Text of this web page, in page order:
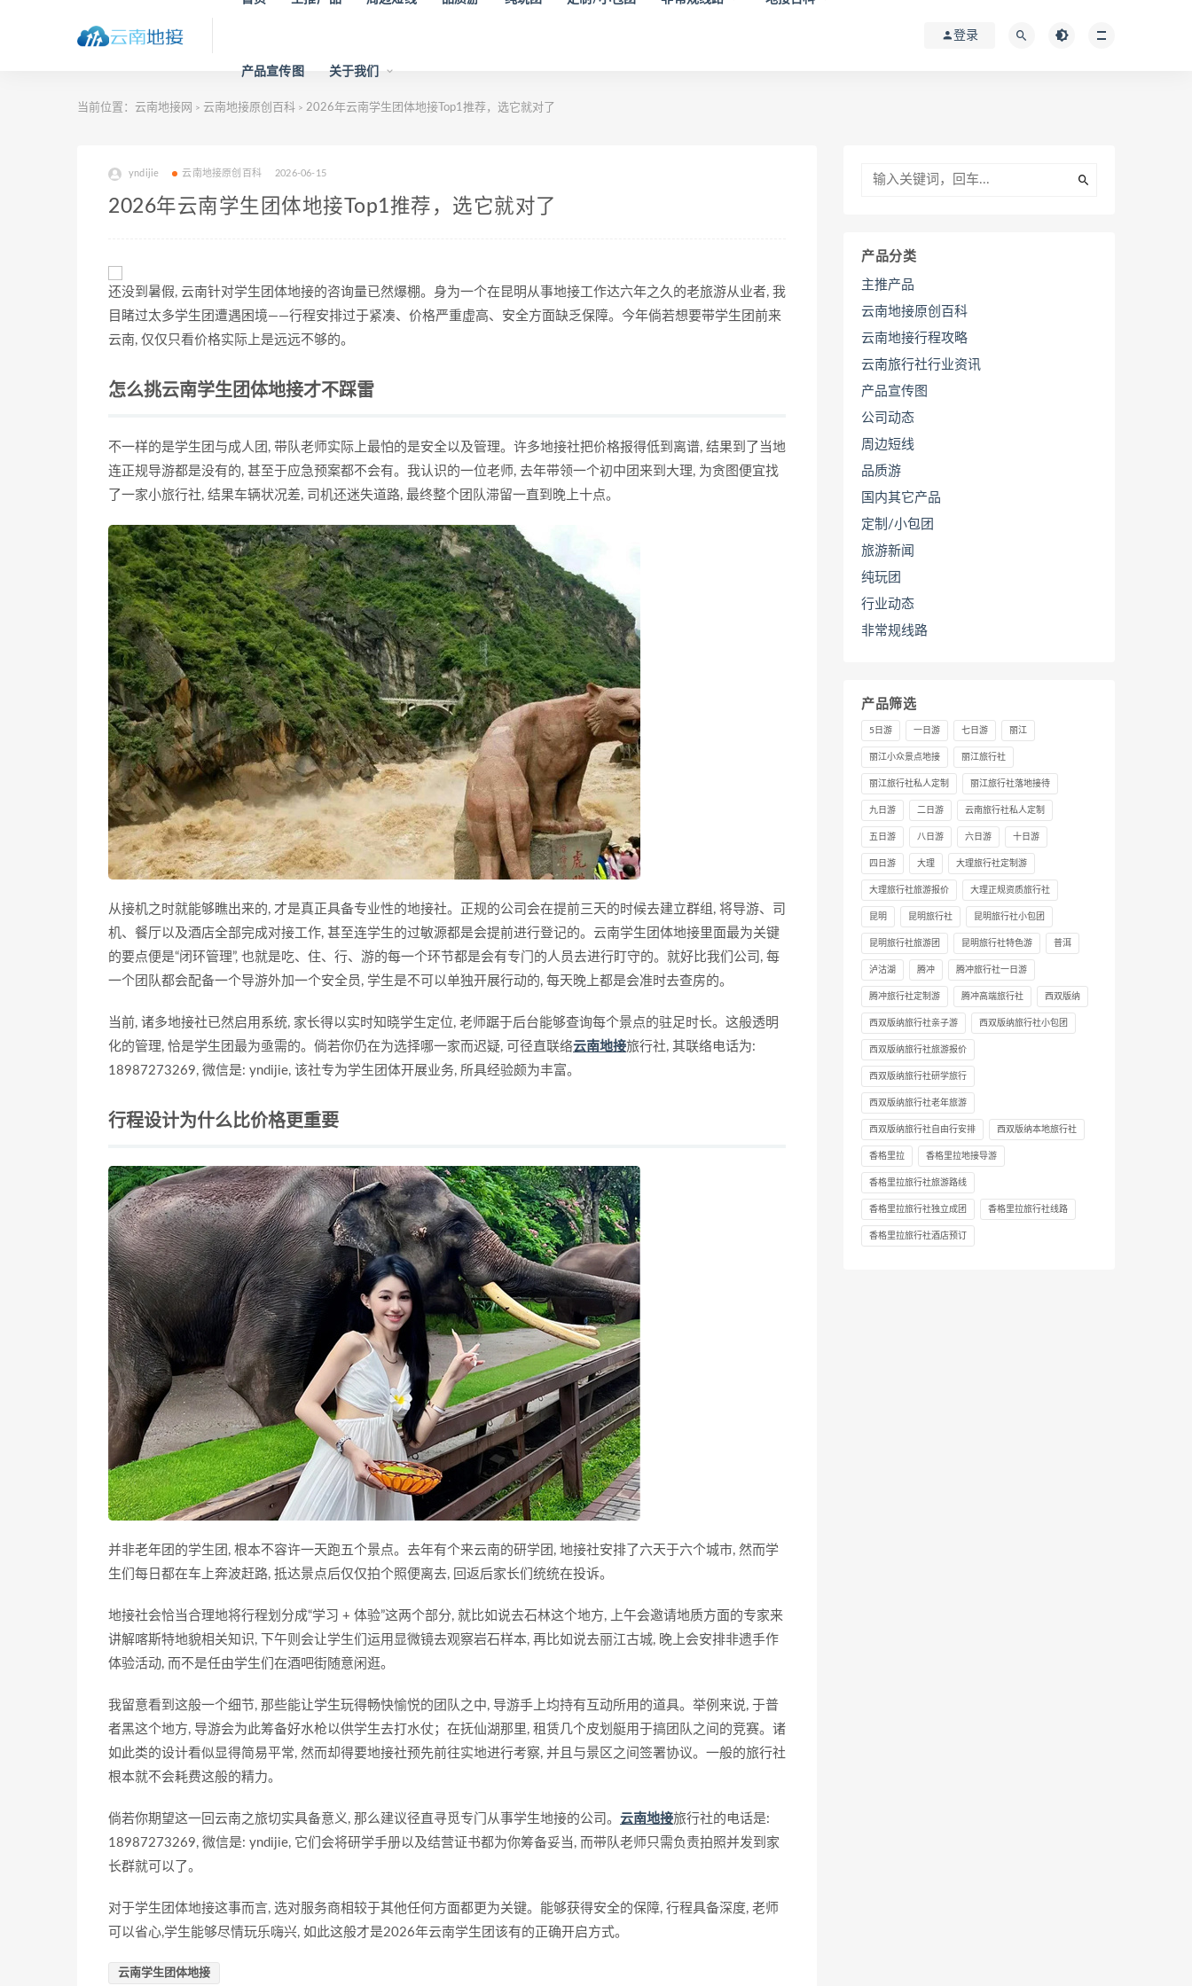
产品宣传图 关于我们
登录
当前位置： 云南地接网 > 云南地接原创百科 > 2026年云南学生团体地接Top1推荐，选它就对了
yndijie 云南地接原创百科 2026-06-15
2026年云南学生团体地接Top1推荐，选它就对了
还没到暑假, 云南针对学生团体地接的咨询量已然爆棚。身为一个在昆明从事地接工作达六年之久的老旅游从业者, 我
目睹过太多学生团遭遇困境——行程安排过于紧凑、价格严重虚高、安全方面缺乏保障。今年倘若想要带学生团前来
云南, 仅仅只看价格实际上是远远不够的。
怎么挑云南学生团体地接才不踩雷
不一样的是学生团与成人团, 带队老师实际上最怕的是安全以及管理。许多地接社把价格报得低到离谱, 结果到了当地
连正规导游都是没有的, 甚至于应急预案都不会有。我认识的一位老师, 去年带领一个初中团来到大理, 为贪图便宜找
了一家小旅行社, 结果车辆状况差, 司机还迷失道路, 最终整个团队滞留一直到晚上十点。
从接机之时就能够瞧出来的, 才是真正具备专业性的地接社。正规的公司会在提前三天的时候去建立群组, 将导游、司
机、餐厅以及酒店全部完成对接工作, 甚至连学生的过敏源都是会提前进行登记的。云南学生团体地接里面最为关键
的要点便是“闭环管理”, 也就是吃、住、行、游的每一个环节都是会有专门的人员去进行盯守的。就好比我们公司, 每
一个团队都会配备一个导游外加一个安全员, 学生是不可以单独开展行动的, 每天晚上都是会准时去查房的。
当前, 诸多地接社已然启用系统, 家长得以实时知晓学生定位, 老师踞于后台能够查询每个景点的驻足时长。这般透明
化的管理, 恰是学生团最为亟需的。倘若你仍在为选择哪一家而迟疑, 可径直联络云南地接旅行社, 其联络电话为:
18987273269, 微信是: yndijie, 该社专为学生团体开展业务, 所具经验颇为丰富。
行程设计为什么比价格更重要
并非老年团的学生团, 根本不容许一天跑五个景点。去年有个来云南的研学团, 地接社安排了六天于六个城市, 然而学
生们每日都在车上奔波赶路, 抵达景点后仅仅拍个照便离去, 回返后家长们统统在投诉。
地接社会恰当合理地将行程划分成“学习 + 体验”这两个部分, 就比如说去石林这个地方, 上午会邀请地质方面的专家来
讲解喀斯特地貌相关知识, 下午则会让学生们运用显微镜去观察岩石样本, 再比如说去丽江古城, 晚上会安排非遗手作
体验活动, 而不是任由学生们在酒吧街随意闲逛。
我留意看到这般一个细节, 那些能让学生玩得畅快愉悦的团队之中, 导游手上均持有互动所用的道具。举例来说, 于普
者黑这个地方, 导游会为此筹备好水枪以供学生去打水仗；在抚仙湖那里, 租赁几个皮划艇用于搞团队之间的竞赛。诸
如此类的设计看似显得简易平常, 然而却得要地接社预先前往实地进行考察, 并且与景区之间签署协议。一般的旅行社
根本就不会耗费这般的精力。
倘若你期望这一回云南之旅切实具备意义, 那么建议径直寻觅专门从事学生地接的公司。 云南地接旅行社的电话是:
18987273269, 微信是: yndijie, 它们会将研学手册以及结营证书都为你筹备妥当, 而带队老师只需负责拍照并发到家
长群就可以了。
对于学生团体地接这事而言, 选对服务商相较于其他任何方面都更为关键。能够获得安全的保障, 行程具备深度, 老师
可以省心,学生能够尽情玩乐嗨兴, 如此这般才是2026年云南学生团该有的正确开启方式。
云南学生团体地接
产品分类
主推产品
云南地接原创百科
云南地接行程攻略
云南旅行社行业资讯
产品宣传图
公司动态
周边短线
品质游
国内其它产品
定制/小包团
旅游新闻
纯玩团
行业动态
非常规线路
产品筛选
5日游 一日游 七日游 丽江
丽江小众景点地接 丽江旅行社
丽江旅行社私人定制 丽江旅行社落地接待
九日游 二日游 云南旅行社私人定制
五日游 八日游 六日游 十日游
四日游 大理 大理旅行社定制游
大理旅行社旅游报价 大理正规资质旅行社
昆明 昆明旅行社 昆明旅行社小包团
昆明旅行社旅游团 昆明旅行社特色游 普洱
泸沽湖 腾冲 腾冲旅行社一日游
腾冲旅行社定制游 腾冲高端旅行社 西双版纳
西双版纳旅行社亲子游 西双版纳旅行社小包团
西双版纳旅行社旅游报价
西双版纳旅行社研学旅行
西双版纳旅行社老年旅游
西双版纳旅行社自由行安排 西双版纳本地旅行社
香格里拉 香格里拉地接导游
香格里拉旅行社旅游路线
香格里拉旅行社独立成团 香格里拉旅行社线路
香格里拉旅行社酒店预订